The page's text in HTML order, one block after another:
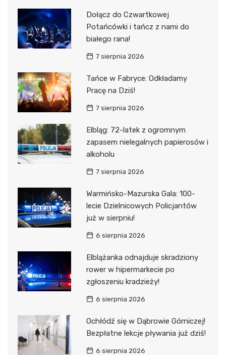
Dołącz do Czwartkowej
Potańcówki i tańcz z nami do
białego rana!
7 sierpnia 2026
Tańce w Fabryce: Odkładamy
Pracę na Dziś!
7 sierpnia 2026
Elbląg: 72-latek z ogromnym
zapasem nielegalnych papierosów i
alkoholu
7 sierpnia 2026
Warmińsko-Mazurska Gala: 100-
lecie Dzielnicowych Policjantów
już w sierpniu!
6 sierpnia 2026
Elblążanka odnajduje skradziony
rower w hipermarkecie po
zgłoszeniu kradzieży!
6 sierpnia 2026
Ochłódź się w Dąbrowie Górniczej!
Bezpłatne lekcje pływania już dziś!
6 sierpnia 2026